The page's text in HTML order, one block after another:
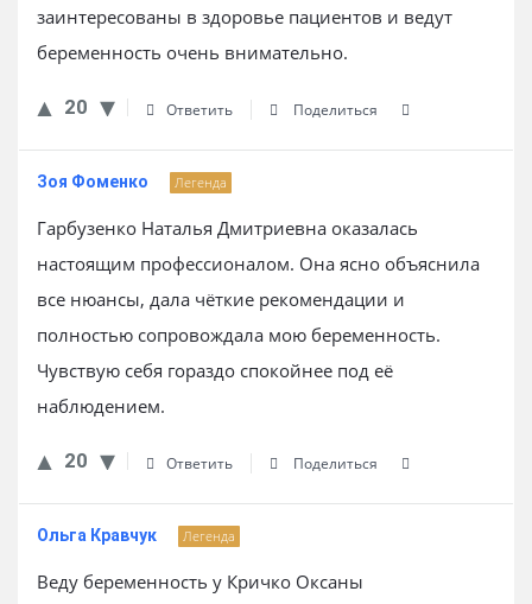
заинтересованы в здоровье пациентов и ведут
беременность очень внимательно.
20 Ответить Поделиться
Зоя Фоменко Легенда
Гарбузенко Наталья Дмитриевна оказалась
настоящим профессионалом. Она ясно объяснила
все нюансы, дала чёткие рекомендации и
полностью сопровождала мою беременность.
Чувствую себя гораздо спокойнее под её
наблюдением.
20 Ответить Поделиться
Ольга Кравчук Легенда
Веду беременность у Кричко Оксаны